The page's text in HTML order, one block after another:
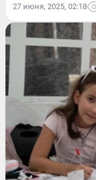
27 июня, 2025, 02:18